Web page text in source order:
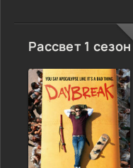
Рассвет 1 сезон